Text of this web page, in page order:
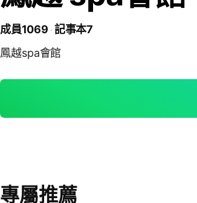
成員1069 記事本7
鳳越spa會館
專屬推薦